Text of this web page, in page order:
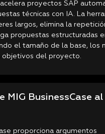
proyectos SAP
técnicas con IA. La
largos, elimina la
propuestas estructuradas
el tamaño de la base, los
del proyecto.
MIG BusinessCase al
proporciona argumentos